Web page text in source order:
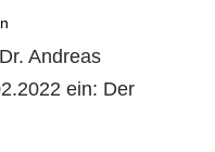
Andreas
ein: Der